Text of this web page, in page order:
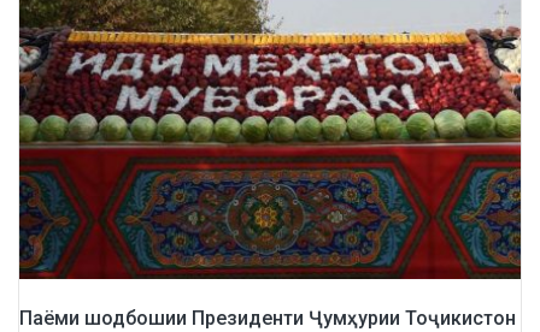
Паёми шодбошии Президенти Ҷумҳурии Тоҷикистон